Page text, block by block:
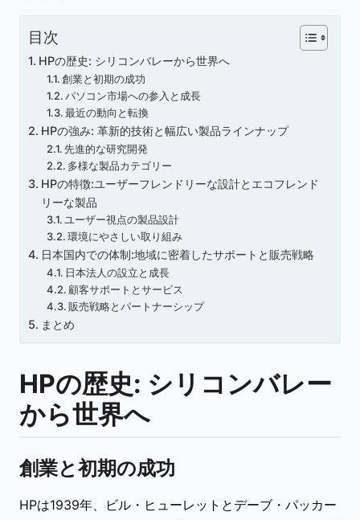
目次
HPの歴史: シリコンバレーから世界へ
創業と初期の成功
パソコン市場への参入と成長
最近の動向と転換
HPの強み: 革新的技術と幅広い製品ラインナップ
先進的な研究開発
多様な製品カテゴリー
HPの特徴:ユーザーフレンドリーな設計とエコフレンド
リーな製品
ユーザー視点の製品設計
環境にやさしい取り組み
日本国内での体制:地域に密着したサポートと販売戦略
日本法人の設立と成長
顧客サポートとサービス
販売戦略とパートナーシップ
まとめ
HPの歴史: シリコンバレー
から世界へ
創業と初期の成功
HPは1939年、ビル・ヒューレットとデーブ・パッカー